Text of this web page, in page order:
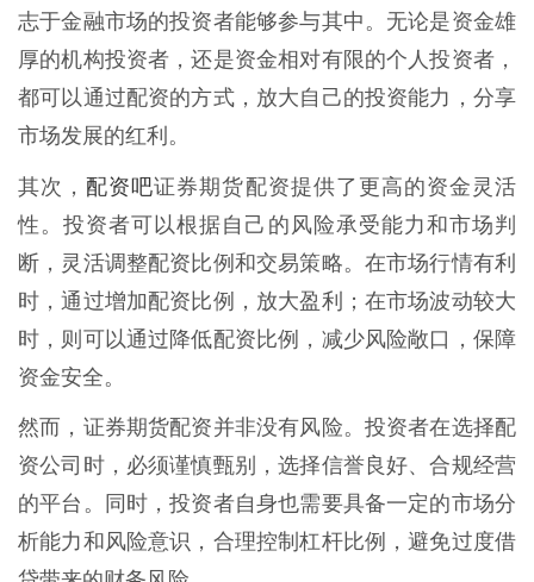
志于金融市场的投资者能够参与其中。无论是资金雄
厚的机构投资者，还是资金相对有限的个人投资者，
都可以通过配资的方式，放大自己的投资能力，分享
市场发展的红利。
其次， 配资吧证券期货配资提供了更高的资金灵活
性。投资者可以根据自己的风险承受能力和市场判
断，灵活调整配资比例和交易策略。在市场行情有利
时，通过增加配资比例，放大盈利；在市场波动较大
时，则可以通过降低配资比例，减少风险敞口，保障
资金安全。
然而，证券期货配资并非没有风险。投资者在选择配
资公司时，必须谨慎甄别，选择信誉良好、合规经营
的平台。同时，投资者自身也需要具备一定的市场分
析能力和风险意识，合理控制杠杆比例，避免过度借